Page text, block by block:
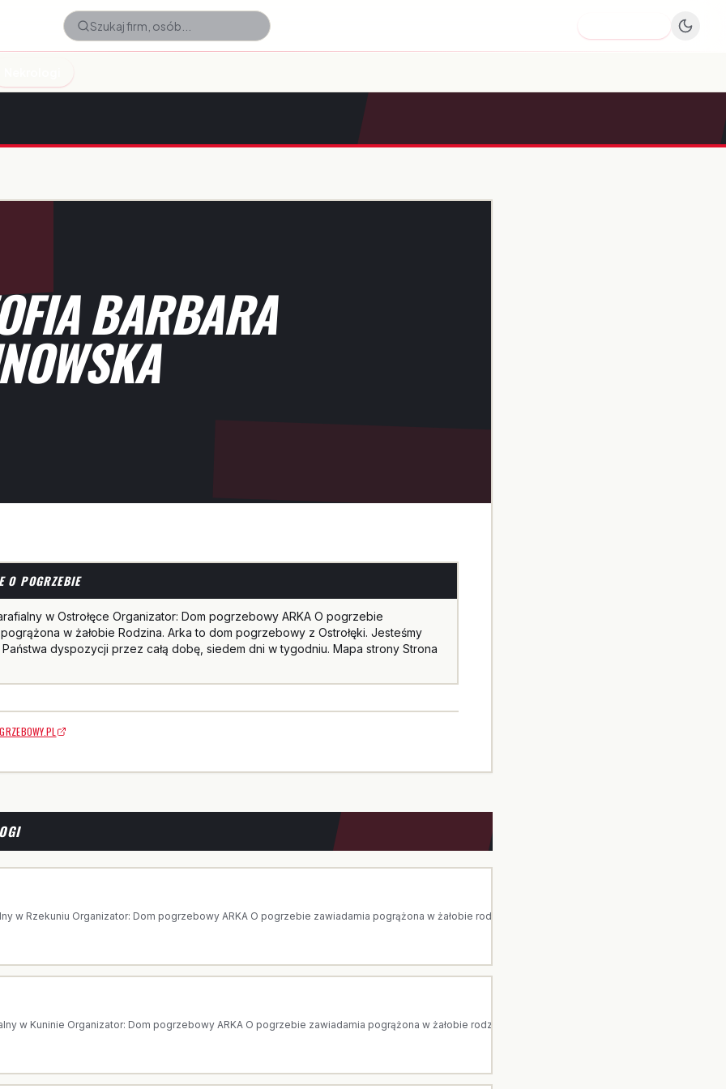
BARBARA
O POGRZEBIE
w Ostrołęce Organizator: Dom pogrzebowy ARKA O pogrzebie
w żałobie Rodzina. Arka to dom pogrzebowy z Ostrołęki. Jesteśmy
dyspozycji przez całą dobę, siedem dni w tygodniu. Mapa strony Strona
w Rzekuniu Organizator: Dom pogrzebowy ARKA O pogrzebie zawiadamia pogrążona w żałobie rodzina. Arka to dom pogrzebowy z Ostrołęki.
w Kuninie Organizator: Dom pogrzebowy ARKA O pogrzebie zawiadamia pogrążona w żałobie rodzina. Arka to dom pogrzebowy z Ostrołęki.